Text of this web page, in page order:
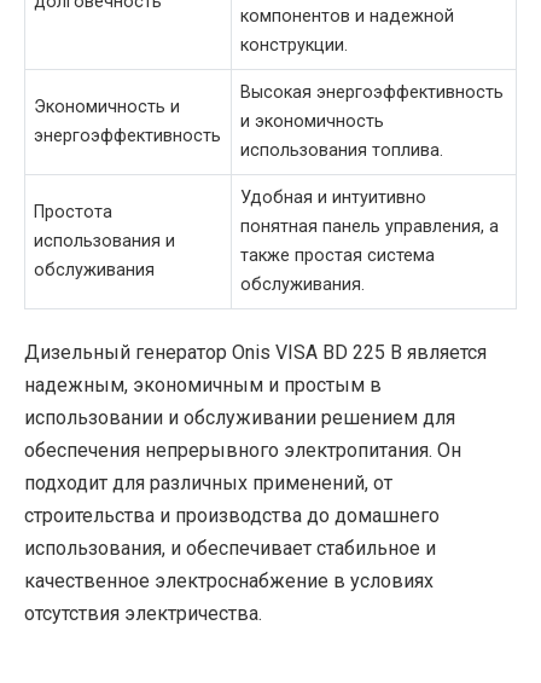
компонентов и надежной
конструкции.
Экономичность и
энергоэффективность
Высокая энергоэффективность
и экономичность
использования топлива.
Простота
использования и
обслуживания
Удобная и интуитивно
понятная панель управления, а
также простая система
обслуживания.
Дизельный генератор Onis VISA BD 225 B является
надежным, экономичным и простым в
использовании и обслуживании решением для
обеспечения непрерывного электропитания. Он
подходит для различных применений, от
строительства и производства до домашнего
использования, и обеспечивает стабильное и
качественное электроснабжение в условиях
отсутствия электричества.